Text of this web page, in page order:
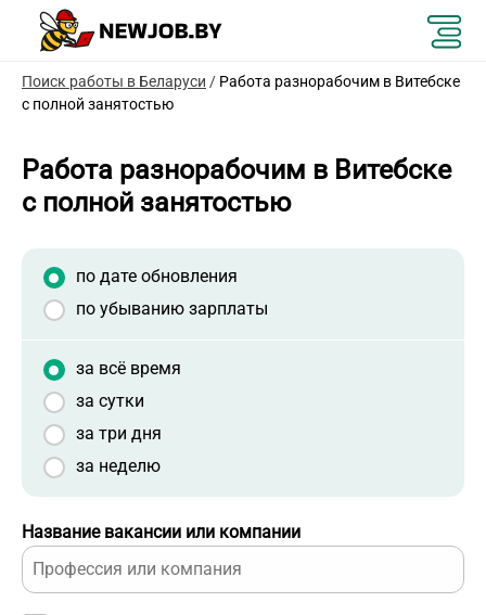
Поиск работы в Беларуси / Работа разнорабочим в Витебске
с полной занятостью
Работа разнорабочим в Витебске
с полной занятостью
Название вакансии или компании
по дате обновления
по убыванию зарплаты
за всё время
за сутки
за три дня
за неделю